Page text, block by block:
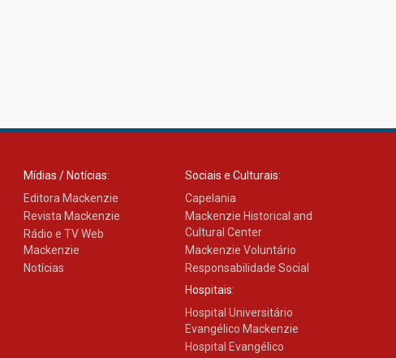
30.03.2026
Mídias / Notícias:
Editora Mackenzie
Revista Mackenzie
Rádio e TV Web
Mackenzie
Notícias
Sociais e Culturais:
Capelania
Mackenzie Historical and
Cultural Center
Mackenzie Voluntário
Responsabilidade Social
Hospitais:
Hospital Universitário
Evangélico Mackenzie
Hospital Evangélico